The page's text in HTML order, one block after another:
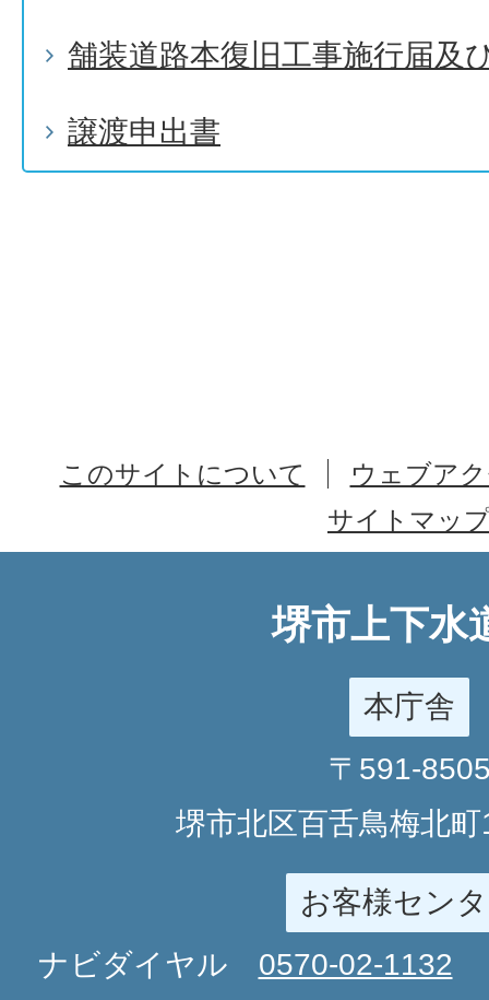
舗装道路本復旧工事施行届及
譲渡申出書
このサイトについて
ウェブア
サイトマッ
堺市上下水
本庁舎
〒591-
堺市北区百舌鳥梅北
お客様セン
ナビダイヤル 0570-02-1132